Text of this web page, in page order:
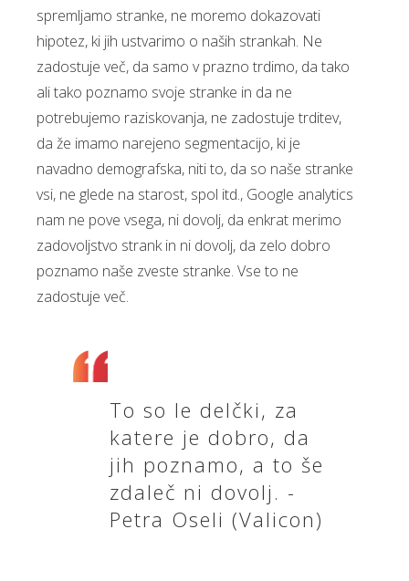
spremljamo stranke, ne moremo dokazovati
hipotez, ki jih ustvarimo o naših strankah. Ne
zadostuje več, da samo v prazno trdimo, da tako
ali tako poznamo svoje stranke in da ne
potrebujemo raziskovanja, ne zadostuje trditev,
da že imamo narejeno segmentacijo, ki je
navadno demografska, niti to, da so naše stranke
vsi, ne glede na starost, spol itd., Google analytics
nam ne pove vsega, ni dovolj, da enkrat merimo
zadovoljstvo strank in ni dovolj, da zelo dobro
poznamo naše zveste stranke. Vse to ne
zadostuje več.
To so le delčki, za
katere je dobro, da
jih poznamo, a to še
zdaleč ni dovolj. -
Petra Oseli (Valicon)